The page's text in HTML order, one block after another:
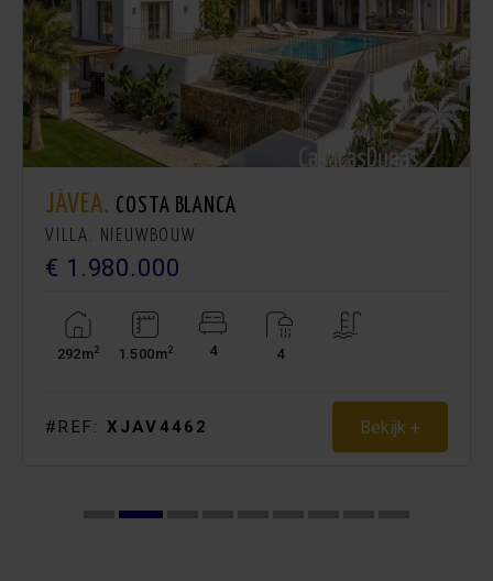
JÁVEA. COSTA BLANCA
VILLA. NIEUWBOUW
€ 1.980.000
292m2 1.500m2 4 4
#REF: XJAV4462 Bekijk +